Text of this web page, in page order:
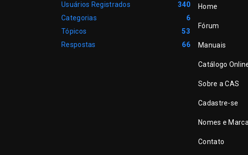
Usuários Registrados
340
Categorias
6
Tópicos
53
Respostas
66
Home
Fórum
Manuais
Catálogo
Sobre a CAS
Cadastre-se
Nomes e
Contato